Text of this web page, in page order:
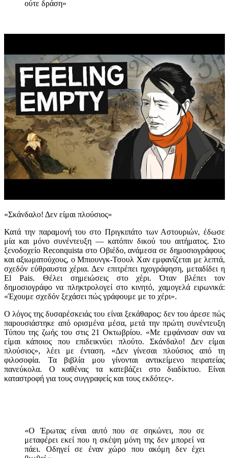
ούτε δράση»
«Σκάνδαλο! Δεν είμαι πλούσιος»
Κατά την παραμονή του στο Πριγκιπάτο των Αστουριών, έδωσε
μία και μόνο συνέντευξη — κατόπιν δικού του αιτήματος. Στο
ξενοδοχείο Reconquista στο Οβιέδο, ανάμεσα σε δημοσιογράφους
και αξιωματούχους, ο Μπιουνγκ-Τσουλ Χαν εμφανίζεται με λεπτά,
σχεδόν εύθραυστα χέρια. Δεν επιτρέπει ηχογράφηση, μεταδίδει η
El Pais. Θέλει σημειώσεις στο χέρι. Όταν βλέπει τον
δημοσιογράφο να πληκτρολογεί στο κινητό, χαμογελά ειρωνικά:
«Έχουμε σχεδόν ξεχάσει πώς γράφουμε με το χέρι».
Ο λόγος της δυσαρέσκειάς του είναι ξεκάθαρος: δεν του άρεσε πώς
παρουσιάστηκε από ορισμένα μέσα, μετά την πρώτη συνέντευξη
Τύπου της ζωής του στις 21 Οκτωβρίου. «Με εμφάνισαν σαν να
είμαι κάποιος που επιδεικνύει πλούτο. Σκάνδαλο! Δεν είμαι
πλούσιος», λέει με ένταση. «Δεν γίνεσαι πλούσιος από τη
φιλοσοφία. Τα βιβλία μου γίνονται αντικείμενο πειρατείας
πανεύκολα. Ο καθένας τα κατεβάζει στο διαδίκτυο. Είναι
καταστροφή για τους συγγραφείς και τους εκδότες».
«Ο Έρωτας είναι αυτό που σε σηκώνει, που σε
μεταφέρει εκεί που η σκέψη μόνη της δεν μπορεί να
πάει. Οδηγεί σε έναν χώρο που ακόμη δεν έχει